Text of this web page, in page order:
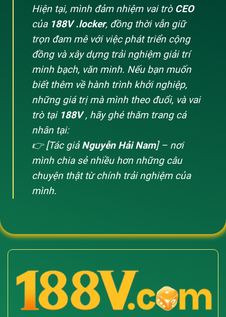
Hiện tại, mình đảm nhiệm vai trò CEO
của 188V .locker, đồng thời vẫn giữ
trọn đam mê với việc phát triển cộng
đồng và xây dựng trải nghiệm giải trí
minh bạch, văn minh. Nếu bạn muốn
biết thêm về hành trình khởi nghiệp,
những giá trị mà mình theo đuổi, và vai
trò tại 188V, hãy ghé thăm trang cá
nhân tại:
👉 [Tác giả Nguyễn Hải Nam] – nơi
mình chia sẻ nhiều hơn những câu
chuyện thật từ chính trải nghiệm của
mình.